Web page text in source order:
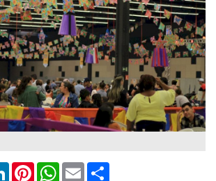
LinkedInPinterestWhatsApp
Email